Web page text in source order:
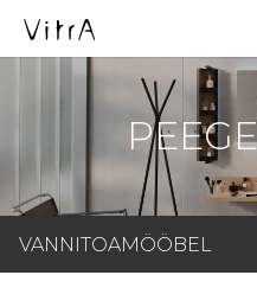
VANNITOAMÖÖBEL